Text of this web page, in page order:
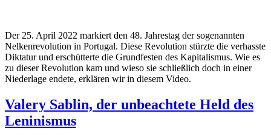
Der 25. April 2022 markiert den 48. Jahrestag der sogenannten
Nelkenrevolution in Portugal. Diese Revolution stürzte die verhasste
Diktatur und erschütterte die Grundfesten des Kapitalismus. Wie es
zu dieser Revolution kam und wieso sie schließlich doch in einer
Niederlage endete, erklären wir in diesem Video.
Valery Sablin, der unbeachtete Held des
Leninismus